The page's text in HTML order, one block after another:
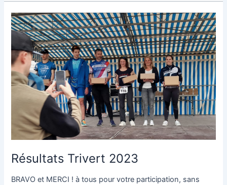
Résultats Trivert 2023
BRAVO et MERCI ! à tous pour votre participation, sans
Résultats
Trivert
2023